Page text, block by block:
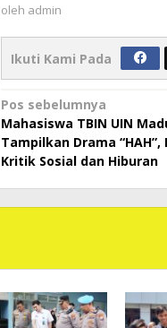
oleh admin
Ikuti Kami Pada
Navigasi
pos
Pos sebelumnya
Mahasiswa TBIN UIN
Tampilkan Drama “HAH”,
Kritik Sosial dan Hiburan